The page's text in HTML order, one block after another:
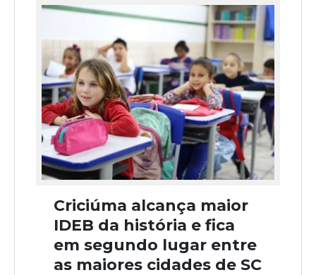
Criciúma alcança maior
IDEB da história e fica
em segundo lugar entre
as maiores cidades de SC